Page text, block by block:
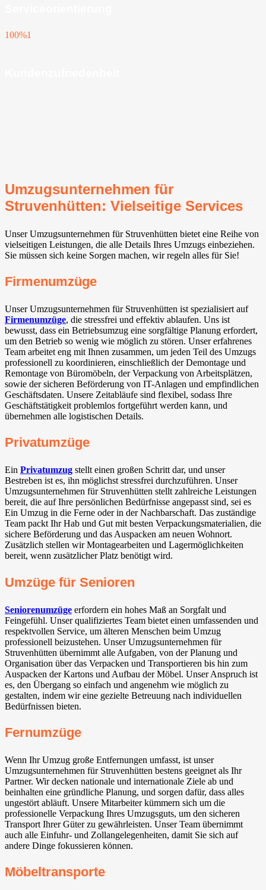
100%1
Umzugsunternehmen für
Struvenhütten: Vielseitige Services
Unser Umzugsunternehmen für Struvenhütten bietet eine Reihe von
vielseitigen Leistungen, die alle Details Ihres Umzugs einbeziehen.
Sie müssen sich keine Sorgen machen, wir regeln alles für Sie!
Firmenumzüge
Unser Umzugsunternehmen für Struvenhütten ist spezialisiert auf
Firmenumzüge, die stressfrei und effektiv ablaufen. Uns ist
bewusst, dass ein Betriebsumzug eine sorgfältige Planung erfordert,
um den Betrieb so wenig wie möglich zu stören. Unser erfahrenes
Team arbeitet eng mit Ihnen zusammen, um jeden Teil des Umzugs
professionell zu koordinieren, einschließlich der Demontage und
Remontage von Büromöbeln, der Verpackung von Arbeitsplätzen,
sowie der sicheren Beförderung von IT-Anlagen und empfindlichen
Geschäftsdaten. Unsere Zeitabläufe sind flexibel, sodass Ihre
Geschäftstätigkeit problemlos fortgeführt werden kann, und
übernehmen alle logistischen Details.
Privatumzüge
Ein Privatumzug stellt einen großen Schritt dar, und unser
Bestreben ist es, ihn möglichst stressfrei durchzuführen. Unser
Umzugsunternehmen für Struvenhütten stellt zahlreiche Leistungen
bereit, die auf Ihre persönlichen Bedürfnisse angepasst sind, sei es
Ein Umzug in die Ferne oder in der Nachbarschaft. Das zuständige
Team packt Ihr Hab und Gut mit besten Verpackungsmaterialien, die
sichere Beförderung und das Auspacken am neuen Wohnort.
Zusätzlich stellen wir Montagearbeiten und Lagermöglichkeiten
bereit, wenn zusätzlicher Platz benötigt wird.
Umzüge für Senioren
Seniorenumzüge erfordern ein hohes Maß an Sorgfalt und
Feingefühl. Unser qualifiziertes Team bietet einen umfassenden und
respektvollen Service, um älteren Menschen beim Umzug
professionell beizustehen. Unser Umzugsunternehmen für
Struvenhütten übernimmt alle Aufgaben, von der Planung und
Organisation über das Verpacken und Transportieren bis hin zum
Auspacken der Kartons und Aufbau der Möbel. Unser Anspruch ist
es, den Übergang so einfach und angenehm wie möglich zu
gestalten, indem wir eine gezielte Betreuung nach individuellen
Bedürfnissen bieten.
Fernumzüge
Wenn Ihr Umzug große Entfernungen umfasst, ist unser
Umzugsunternehmen für Struvenhütten bestens geeignet als Ihr
Partner. Wir decken nationale und internationale Ziele ab und
beinhalten eine gründliche Planung, und sorgen dafür, dass alles
ungestört abläuft. Unsere Mitarbeiter kümmern sich um die
professionelle Verpackung Ihres Umzugsguts, um den sicheren
Transport Ihrer Güter zu gewährleisten. Unser Team übernimmt
auch alle Einfuhr- und Zollangelegenheiten, damit Sie sich auf
andere Dinge fokussieren können.
Möbeltransporte